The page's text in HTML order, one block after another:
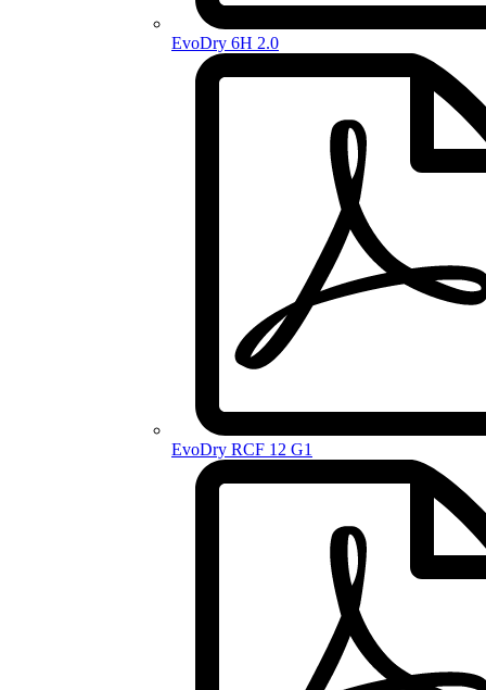
EvoDry 6H 2.0
EvoDry RCF 12 G1